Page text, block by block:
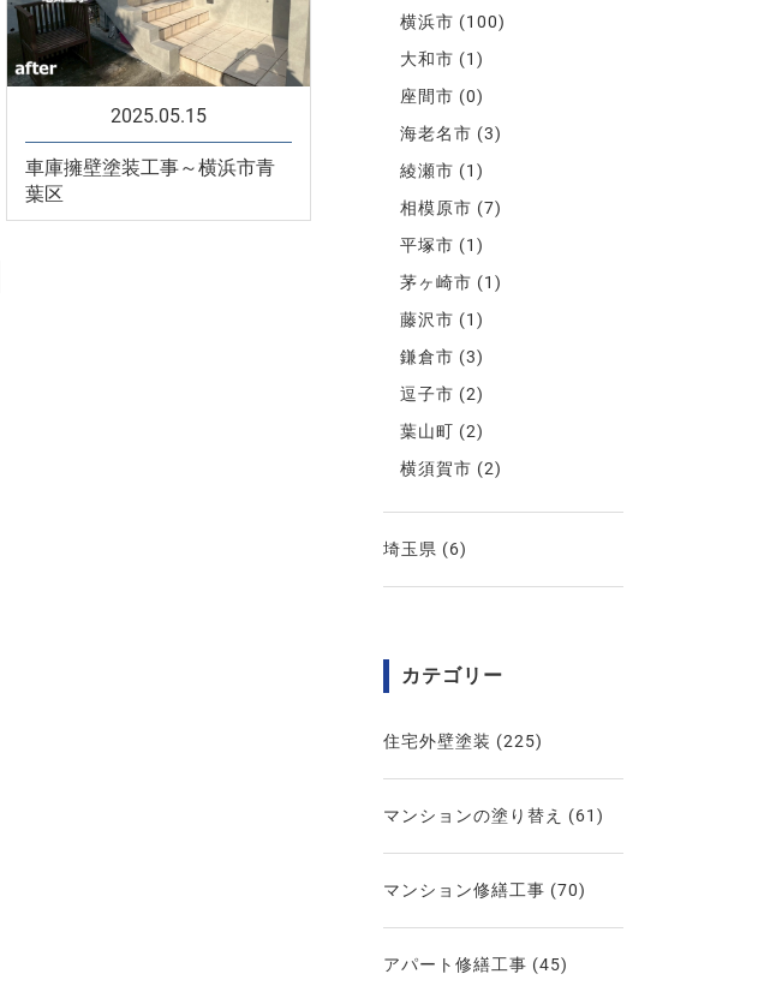
2025.05.15
車庫擁壁塗装工事～横浜市青
葉区
横浜市 (100)
大和市 (1)
座間市 (0)
海老名市 (3)
綾瀬市 (1)
相模原市 (7)
平塚市 (1)
茅ヶ崎市 (1)
藤沢市 (1)
鎌倉市 (3)
逗子市 (2)
葉山町 (2)
横須賀市 (2)
埼玉県 (6)
カテゴリー
住宅外壁塗装 (225)
マンションの塗り替え (61)
マンション修繕工事 (70)
アパート修繕工事 (45)